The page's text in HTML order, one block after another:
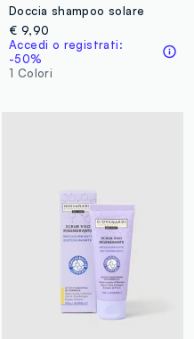
Doccia shampoo solare
€ 9,90
Accedi o registrati:
-50%
1 Colori